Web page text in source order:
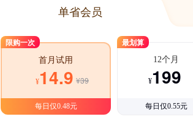
单省会员
限购一次
首月试用
¥14.9 ¥39
每日仅0.48元
最划算
12个月
¥199
每日仅0.55元